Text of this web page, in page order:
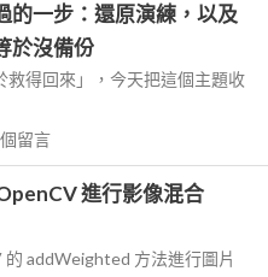
的一步：還原演練，以及
於沒備份
得回來」，今天把這個主題收
個留言
進行影像混合
addWeighted 方法進行圖片